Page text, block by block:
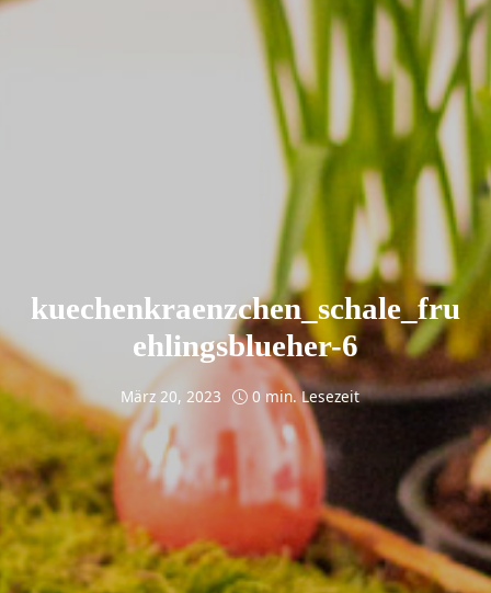
kuechenkraenzchen_schale_fru
ehlingsblueher-6
März 20, 2023 0 min. Lesezeit